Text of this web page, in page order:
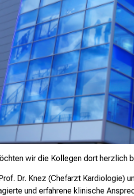
wir die Kollegen dort herzlich
Dr. Knez (Chefarzt Kardiologie)
und erfahrene klinische